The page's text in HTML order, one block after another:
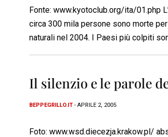
Fonte: www.kyotoclub.org/ita/01.php
circa 300 mila persone sono morte
naturali nel 2004. I Paesi più colpiti
Il silenzio e le parole
BEPPEGRILLO.IT - APRILE 2, 2005
Foto: www.wsd.diecezja.krakow.pl/